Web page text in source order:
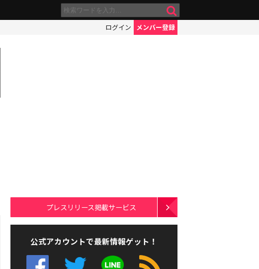
ログイン メンバー登録
プレスリリース掲載サービス
公式アカウントで最新情報ゲット！